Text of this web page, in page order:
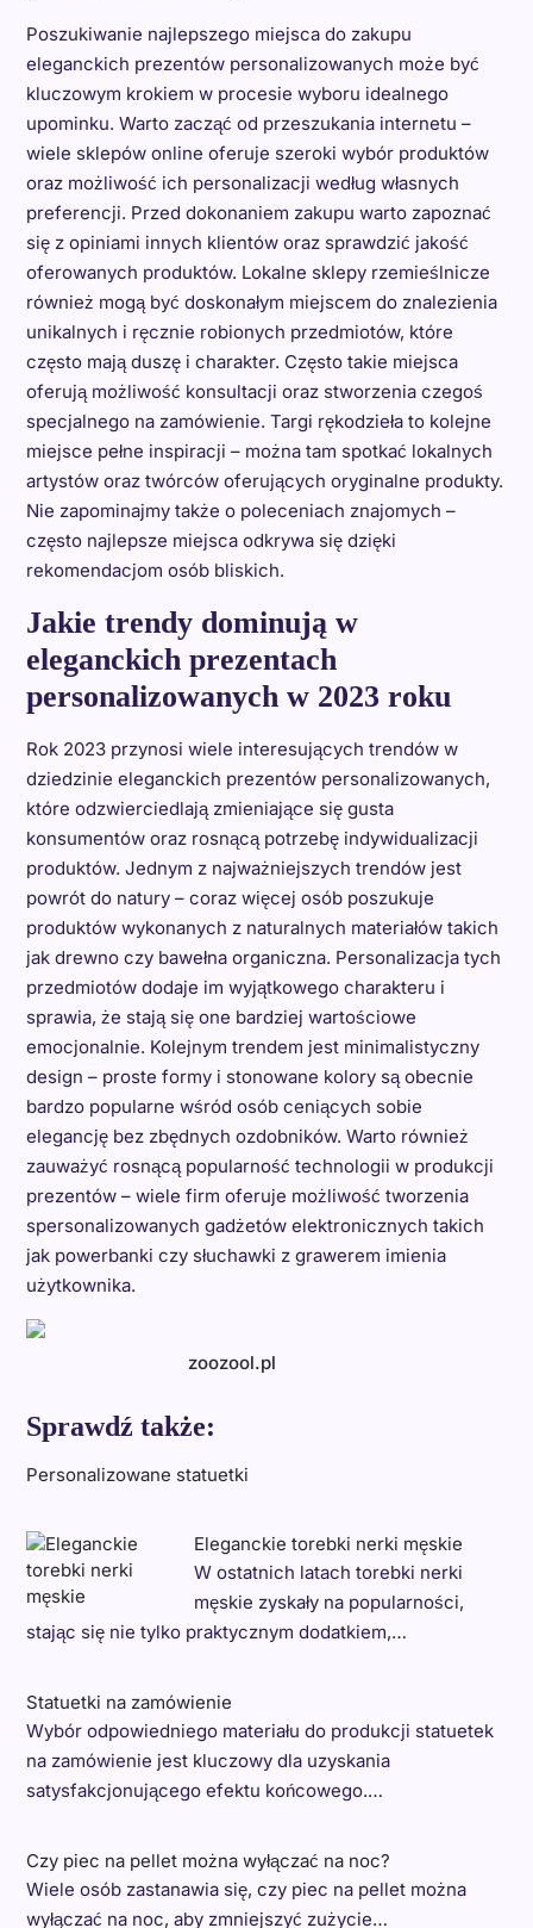
Poszukiwanie najlepszego miejsca do zakupu
eleganckich prezentów personalizowanych może być
kluczowym krokiem w procesie wyboru idealnego
upominku. Warto zacząć od przeszukania internetu –
wiele sklepów online oferuje szeroki wybór produktów
oraz możliwość ich personalizacji według własnych
preferencji. Przed dokonaniem zakupu warto zapoznać
się z opiniami innych klientów oraz sprawdzić jakość
oferowanych produktów. Lokalne sklepy rzemieślnicze
również mogą być doskonałym miejscem do znalezienia
unikalnych i ręcznie robionych przedmiotów, które
często mają duszę i charakter. Często takie miejsca
oferują możliwość konsultacji oraz stworzenia czegoś
specjalnego na zamówienie. Targi rękodzieła to kolejne
miejsce pełne inspiracji – można tam spotkać lokalnych
artystów oraz twórców oferujących oryginalne produkty.
Nie zapominajmy także o poleceniach znajomych –
często najlepsze miejsca odkrywa się dzięki
rekomendacjom osób bliskich.
Jakie trendy dominują w
eleganckich prezentach
personalizowanych w 2023 roku
Rok 2023 przynosi wiele interesujących trendów w
dziedzinie eleganckich prezentów personalizowanych,
które odzwierciedlają zmieniające się gusta
konsumentów oraz rosnącą potrzebę indywidualizacji
produktów. Jednym z najważniejszych trendów jest
powrót do natury – coraz więcej osób poszukuje
produktów wykonanych z naturalnych materiałów takich
jak drewno czy bawełna organiczna. Personalizacja tych
przedmiotów dodaje im wyjątkowego charakteru i
sprawia, że stają się one bardziej wartościowe
emocjonalnie. Kolejnym trendem jest minimalistyczny
design – proste formy i stonowane kolory są obecnie
bardzo popularne wśród osób ceniących sobie
elegancję bez zbędnych ozdobników. Warto również
zauważyć rosnącą popularność technologii w produkcji
prezentów – wiele firm oferuje możliwość tworzenia
spersonalizowanych gadżetów elektronicznych takich
jak powerbanki czy słuchawki z grawerem imienia
użytkownika.
zoozool.pl
Sprawdź także:
Personalizowane statuetki
Eleganckie torebki nerki męskie
W ostatnich latach torebki nerki
męskie zyskały na popularności,
stając się nie tylko praktycznym dodatkiem,…
Statuetki na zamówienie
Wybór odpowiedniego materiału do produkcji statuetek
na zamówienie jest kluczowy dla uzyskania
satysfakcjonującego efektu końcowego.…
Czy piec na pellet można wyłączać na noc?
Wiele osób zastanawia się, czy piec na pellet można
wyłączać na noc, aby zmniejszyć zużycie…